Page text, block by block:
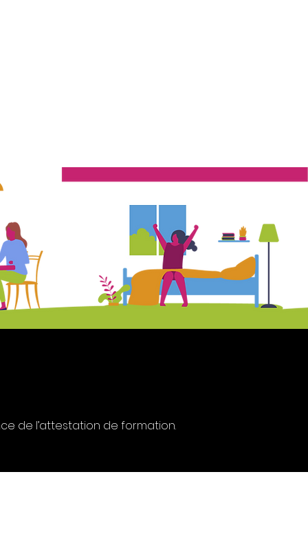
de l’attestation de formation.